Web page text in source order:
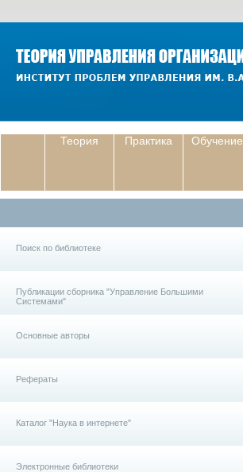
Теория Практика Обучение
Поиск по библиотеке
Публикации сборника "Управление Большими
Системами"
Основные авторы
Рефераты
Каталог "Наука в интернете"
Электронные библиотеки